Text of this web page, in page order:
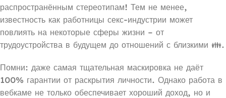
распространённым стереотипам! Тем не менее,
известность как работницы секс-индустрии может
повлиять на некоторые сферы жизни – от
трудоустройства в будущем до отношений с близкими 👪.
Помни: даже самая тщательная маскировка не даёт
100% гарантии от раскрытия личности. Однако работа в
вебкаме не только обеспечивает хороший доход, но и